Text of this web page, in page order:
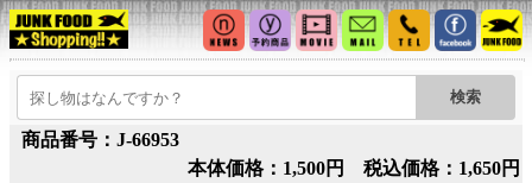
商品番号：J-66953
本体価格：1,500円 税込価格：1,650円